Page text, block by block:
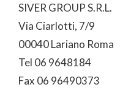
SIVER GROUP S.R.L.
Via Ciarlotti, 7/9
00040 Lariano Roma
Tel 06 9648184
Fax 06 96490373